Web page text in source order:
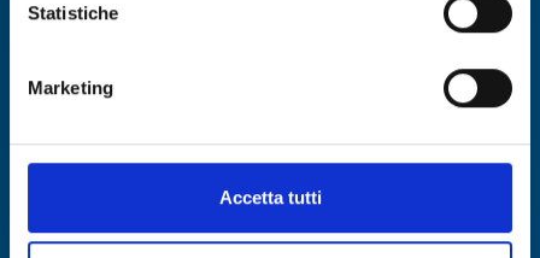
Statistiche
Marketing
Accetta tutti
ID: TOFR20260702026
DISCOVER MORE →